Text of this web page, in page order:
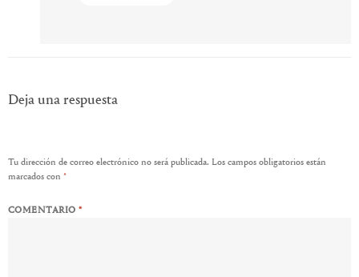
Deja una respuesta
Tu dirección de correo electrónico no será publicada. Los campos obligatorios están
marcados con *
COMENTARIO*